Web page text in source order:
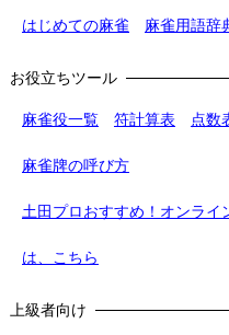
はじめての麻雀 麻雀用語辞
お役立ちツール
麻雀役一覧 符計算表 点数
麻雀牌の呼び方
土田プロおすすめ！オンラ
は、こちら
上級者向け